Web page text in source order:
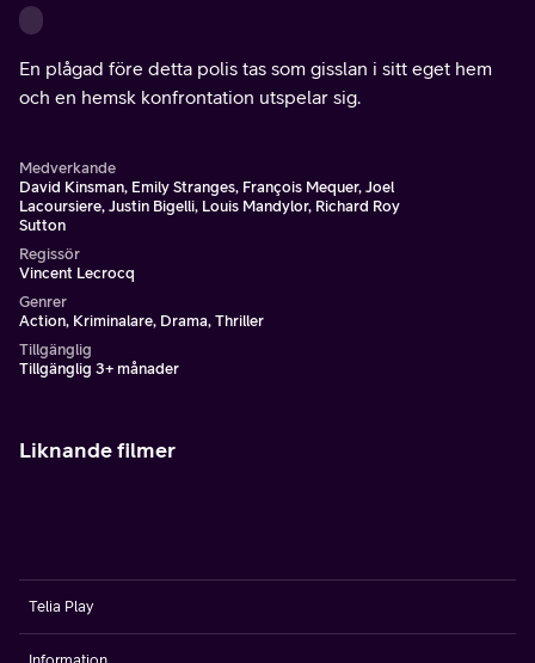
En plågad före detta polis tas som gisslan i sitt eget hem
och en hemsk konfrontation utspelar sig.
Medverkande
David Kinsman, Emily Stranges, François Mequer, Joel
Lacoursiere, Justin Bigelli, Louis Mandylor, Richard Roy
Sutton
Regissör
Vincent Lecrocq
Genrer
Action, Kriminalare, Drama, Thriller
Tillgänglig
Tillgänglig 3+ månader
Liknande filmer
Telia Play